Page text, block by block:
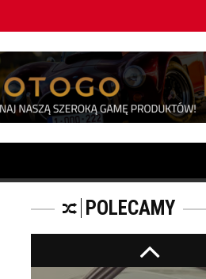
POLECAMY
JAKIE WYBIERAĆ? CZ.
I